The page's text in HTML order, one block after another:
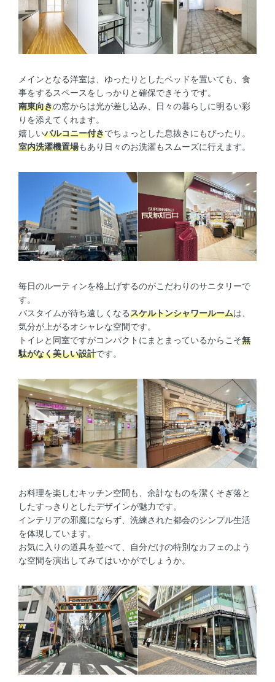
メインとなる洋室は、ゆったりとしたベッドを置いても、食
事をするスペースをしっかりと確保できそうです。
南東向きの窓からは光が差し込み、日々の暮らしに明るい彩
りを添えてくれます。
嬉しいバルコニー付きでちょっとした息抜きにもぴったり。
室内洗濯機置場もあり日々のお洗濯もスムーズに行えます。
毎日のルーティンを格上げするのがこだわりのサニタリーで
す。
バスタイムが待ち遠しくなるスケルトンシャワールームは、
気分が上がるオシャレな空間です。
トイレと同室ですがコンパクトにまとまっているからこそ無
駄がなく美しい設計です。
お料理を楽しむキッチン空間も、余計なものを潔くそぎ落と
したすっきりとしたデザインが魅力です。
インテリアの邪魔にならず、洗練された都会のシンプル生活
を体現しています。
お気に入りの道具を並べて、自分だけの特別なカフェのよう
な空間を演出してみてはいかがでしょうか。